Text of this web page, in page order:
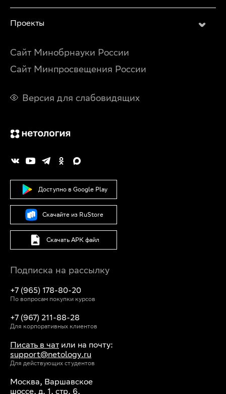
Владивосток
Ставрополь
Набережные
Новокузнецк
Чебоксары
Пенза
Калининград
Ташкент
Минск
Алматы
Ереван
Бишкек
Доступно в Google Play
Скачайте из RuStore
Скачать APK файл
Подписка на рассылку
+7 (965) 178-80-20
По вопросам покупки курсов
+7 (967) 211-88-28
Для корпоративных клиентов
Писать в чат или на почту:
support@netology.ru
Для действующих студентов
Москва, Варшавское
шоссе, д. 1, стр. 6,
Проекты
Сайт Минобрнауки России
Сайт Минпросвещения России
Версия для слабовидящих